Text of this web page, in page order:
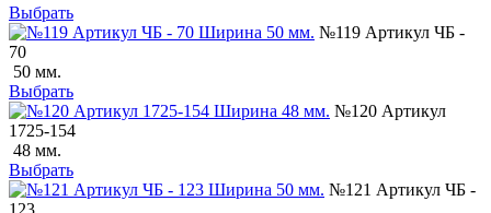
Выбрать
№119 Артикул ЧБ -
70
50 мм.
Выбрать
№120 Артикул
1725-154
48 мм.
Выбрать
№121 Артикул ЧБ -
123